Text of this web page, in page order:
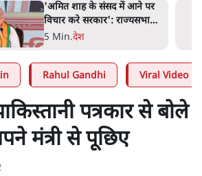
'अमित शाह के संसद में आने पर
विचार करे सरकार': राज्यसभा
सभापति ने केंद्र से कहा
5 Min.देश
Rahul Gandhi Viral Video
पत्रकार से बोले
मंत्री से पूछिए